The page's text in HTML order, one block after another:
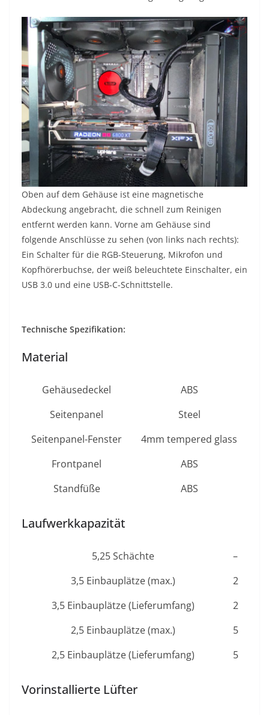
Oben auf dem Gehäuse ist eine magnetische
Abdeckung angebracht, die schnell zum Reinigen
entfernt werden kann. Vorne am Gehäuse sind
folgende Anschlüsse zu sehen (von links nach rechts):
Ein Schalter für die RGB-Steuerung, Mikrofon und
Kopfhörerbuchse, der weiß beleuchtete Einschalter, ein
USB 3.0 und eine USB-C-Schnittstelle.
Technische Spezifikation:
Material
Gehäusedeckel
ABS
Seitenpanel
Steel
Seitenpanel-Fenster
4mm tempered glass
Frontpanel
ABS
Standfüße
ABS
Laufwerkkapazität
5,25 Schächte
–
3,5 Einbauplätze (max.)
2
3,5 Einbauplätze (Lieferumfang)
2
2,5 Einbauplätze (max.)
5
2,5 Einbauplätze (Lieferumfang)
5
Vorinstallierte Lüfter